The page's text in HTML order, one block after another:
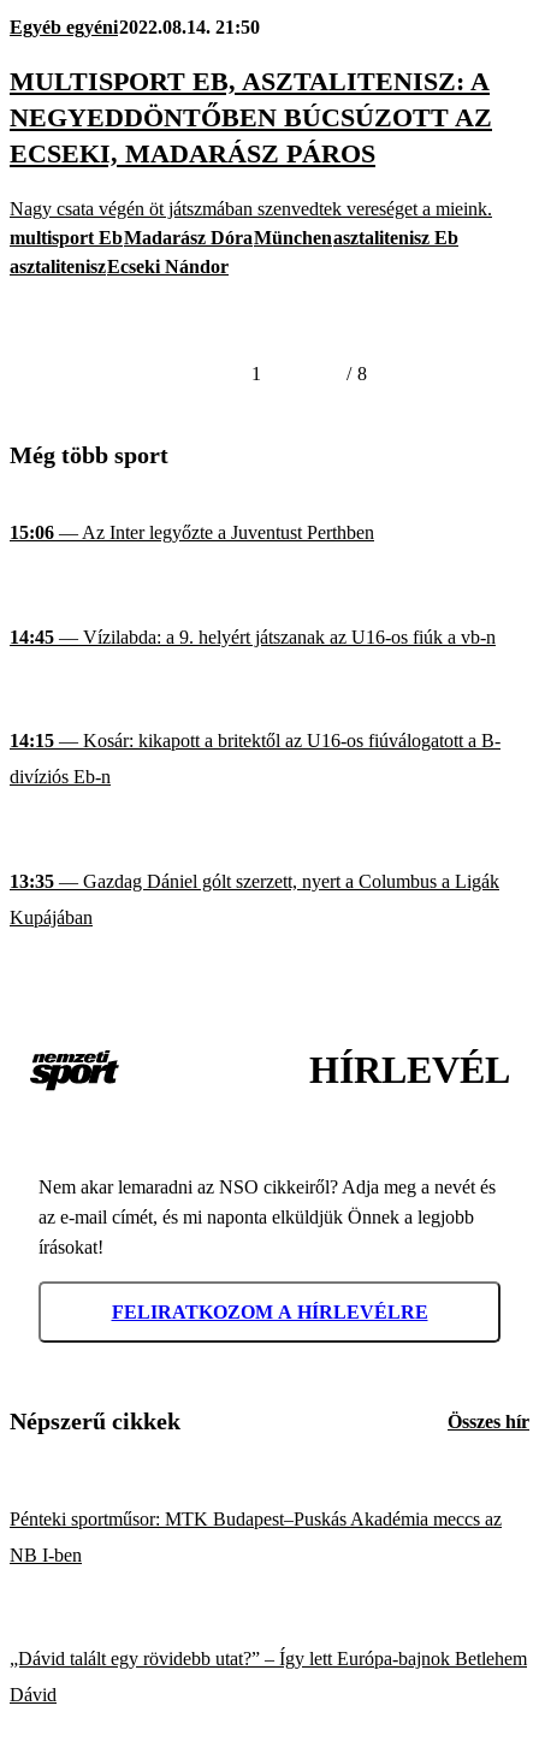
Egyéb egyéni2022.08.14. 21:50
MULTISPORT EB, ASZTALITENISZ: A
NEGYEDDÖNTŐBEN BÚCSÚZOTT AZ
ECSEKI, MADARÁSZ PÁROS
Nagy csata végén öt játszmában szenvedtek vereséget a mieink.
multisport EbMadarász DóraMünchenasztalitenisz Eb
asztaliteniszEcseki Nándor
1 / 8
Még több sport
15:06 — Az Inter legyőzte a Juventust Perthben
14:45 — Vízilabda: a 9. helyért játszanak az U16-os fiúk a vb-n
14:15 — Kosár: kikapott a britektől az U16-os fiúválogatott a B-
divíziós Eb-n
13:35 — Gazdag Dániel gólt szerzett, nyert a Columbus a Ligák
Kupájában
HÍRLEVÉL
Nem akar lemaradni az NSO cikkeiről? Adja meg a nevét és
az e-mail címét, és mi naponta elküldjük Önnek a legjobb
írásokat!
FELIRATKOZOM A HÍRLEVÉLRE
Népszerű cikkek Összes hír
Pénteki sportműsor: MTK Budapest–Puskás Akadémia meccs az
NB I-ben
„Dávid talált egy rövidebb utat?” – Így lett Európa-bajnok Betlehem
Dávid